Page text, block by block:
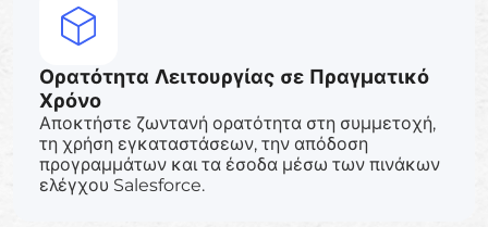
Ορατότητα Λειτουργίας σε Πραγματικό
Χρόνο
Αποκτήστε ζωντανή ορατότητα στη συμμετοχή,
τη χρήση εγκαταστάσεων, την απόδοση
προγραμμάτων και τα έσοδα μέσω των πινάκων
ελέγχου Salesforce.